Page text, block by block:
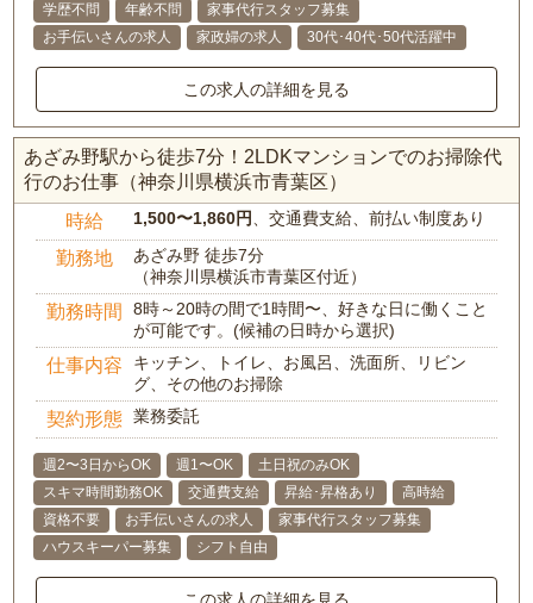
学歴不問
年齢不問
家事代行スタッフ募集
お手伝いさんの求人
家政婦の求人 30代･40代･50代活躍中
この求人の詳細を見る
あざみ野駅から徒歩7分！2LDKマンションでのお掃除代
行のお仕事（神奈川県横浜市青葉区）
時給 1,500〜1,860円 、交通費支給、前払い制度あり
勤務地
あざみ野 徒歩7分
（神奈川県横浜市青葉区付近）
勤務時間
8時～20時の間で1時間〜、好きな日に働くこと
が可能です。(候補の日時から選択)
仕事内容
キッチン、トイレ、お風呂、洗面所、リビン
グ、その他のお掃除
契約形態 業務委託
週2〜3日からOK 週1〜OK
土日祝のみOK
スキマ時間勤務OK
交通費支給 昇給･昇格あり
高時給
資格不要
お手伝いさんの求人
家事代行スタッフ募集
ハウスキーパー募集
シフト自由